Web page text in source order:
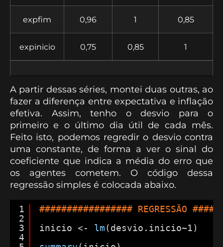
expfim 0,96 1 0,85
expinicio 0,75 0,85 1
A partir dessas séries, montei duas outras, ao
fazer a diferença entre expectativa e inflação
efetiva. Assim, tenho o desvio para o
primeiro e o último dia útil de cada mês.
Feito isto, podemos regredir o desvio contra
uma constante, de forma a ver o sinal do
coeficiente que indica a média do erro que
os agentes cometem. O código dessa
regressão simples é colocada abaixo.
1
2
3
4
################# REGRESSÃO
inicio <- lm(desvio.inicio~1)